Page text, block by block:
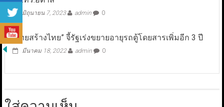
มิถุนายน 7, 2023 admin 0
“ไทยสร้างไทย” จี้รัฐเร่งขยายอายุรถตู้โดยสารเพิ่มอีก 3 ปี
มีนาคม 18, 2022 admin 0